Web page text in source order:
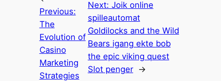
Previous:
The
Evolution of
Casino
Marketing
Strategies
Next: Joik online
spilleautomat
Goldilocks and the Wild
Bears igang ekte bob
the epic viking quest
Slot penger
→